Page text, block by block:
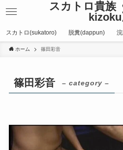
スカトロ貴族
kizoku
スカトロ(sukatoro) 脱糞(dappun)
ホーム 篠田彩音
篠田彩音 – category –